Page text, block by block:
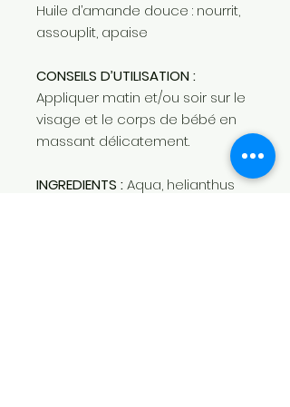
Huile d’amande douce : nourrit,
assouplit, apaise
CONSEILS D’UTILISATION :
Appliquer matin et/ou soir sur le
visage et le corps de bébé en
massant délicatement.
INGREDIENTS :Aqua, helianthus